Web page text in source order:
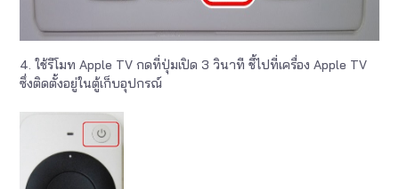
4. ใช้รีโมท Apple TV กดที่ปุ่มเปิด 3 วินาที ชี้ไปที่เครื่อง Apple TV
ซึ่งติดตั้งอยู่ในตู้เก็บอุปกรณ์